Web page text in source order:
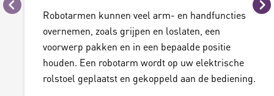
Vorige Robotarmen kunnen veel arm- en handfuncties
overnemen, zoals grijpen en loslaten, een
voorwerp pakken en in een bepaalde positie
houden. Een robotarm wordt op uw elektrische
rolstoel geplaatst en gekoppeld aan de bediening.